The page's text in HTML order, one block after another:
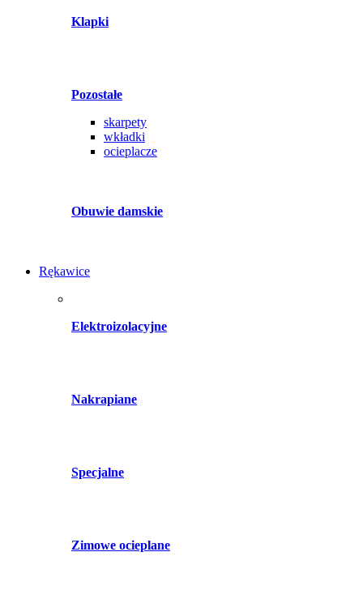
Klapki
Pozostałe
skarpety
wkładki
ocieplacze
Obuwie damskie
Rękawice
Elektroizolacyjne
Nakrapiane
Specjalne
Zimowe ocieplane